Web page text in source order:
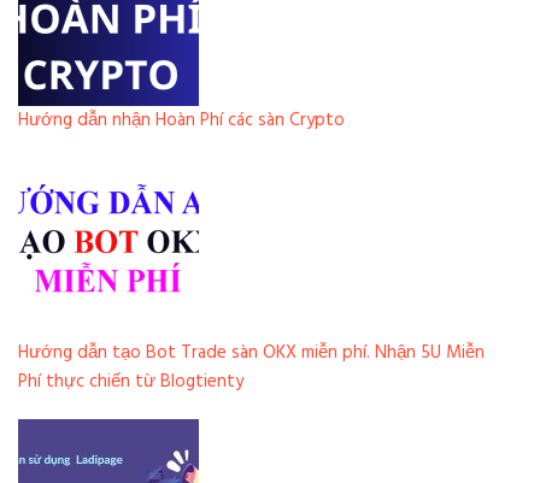
Hướng dẫn nhận Hoàn Phí các sàn Crypto
Hướng dẫn tạo Bot Trade sàn OKX miễn phí. Nhận 5U Miễn
Phí thực chiến từ Blogtienty